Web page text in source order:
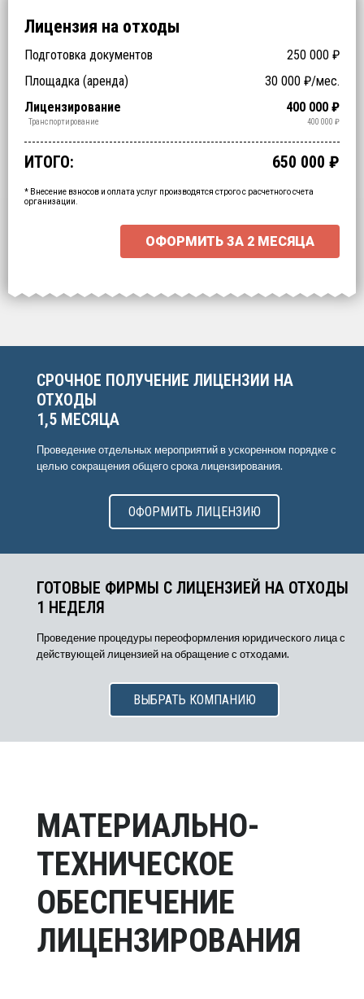
Лицензия на отходы
Подготовка документов 250 000 ₽
Заключение ФБУЗ (ЦГиЭ)
NaN₽
Заключение РОСПОТРЕБНАДЗОРа (СЭЗ) NaN₽
Технические специалисты (обучение) ₽
Отходы > 200 ₽
Спецтехника (аренда) ₽
Оборудование (аренда) ₽
Площадка (аренда) 30 000 ₽/мес.
Срочное получение
₽
1-4 классы отходов ₽
Лицензирование 400 000 ₽
Обработка ₽
Утилизация ₽
Обезвреживание ₽
Размещение ₽
Сбор ₽
Транспортирование 400 000 ₽
Промежуточный итог: 15000 ₽
Ваша персональна скидка
-15000
ИТОГО: 650 000 ₽
* Внесение взносов и оплата услуг производятся строго с расчетного счета
организации.
ОФОРМИТЬ ЗА 2 МЕСЯЦА
для начала расчёта.
СРОЧНОЕ ПОЛУЧЕНИЕ ЛИЦЕНЗИИ НА
ОТХОДЫ
1,5 МЕСЯЦА
Проведение отдельных мероприятий в ускоренном порядке с
целью сокращения общего срока лицензирования.
ОФОРМИТЬ ЛИЦЕНЗИЮ
ГОТОВЫЕ ФИРМЫ С ЛИЦЕНЗИЕЙ НА ОТХОДЫ
1 НЕДЕЛЯ
Проведение процедуры переоформления юридического лица с
действующей лицензией на обращение с отходами.
ВЫБРАТЬ КОМПАНИЮ
МАТЕРИАЛЬНО-
ТЕХНИЧЕСКОЕ
ОБЕСПЕЧЕНИЕ
ЛИЦЕНЗИРОВАНИЯ